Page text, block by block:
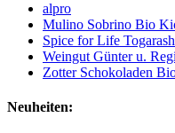
alpro
Mulino Sobrino Bio
Spice for Life
Weingut Günter u.
Zotter Schokoladen
Neuheiten: